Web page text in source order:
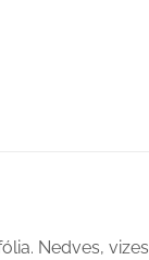
Nedves, vizes